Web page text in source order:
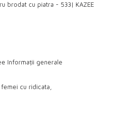
brodat cu piatra - 533| KAZEE
Informații generale
cu ridicata,